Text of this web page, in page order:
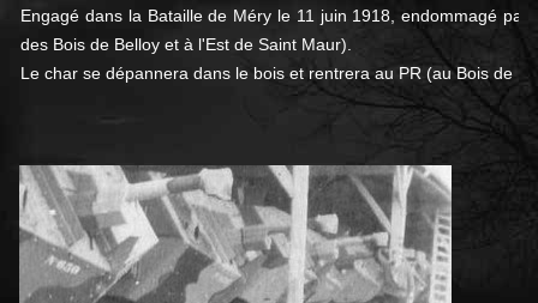
Engagé dans la Bataille de Méry le 11 juin 1918, endommagé
des Bois de Belloy et à l'Est de Saint Maur).
Le char se dépannera dans le bois et rentrera au PR (au Bois de